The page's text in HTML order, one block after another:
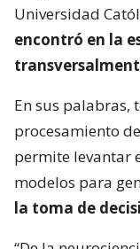
Universidad
encontró en la
En sus palabras,
procesamiento
permite levantar
modelos para
la toma de